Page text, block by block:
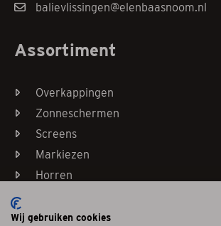
balievlissingen@elenbaasnoom.nl
Assortiment
Overkappingen
Zonneschermen
Screens
Markiezen
Horren
Wij gebruiken cookies